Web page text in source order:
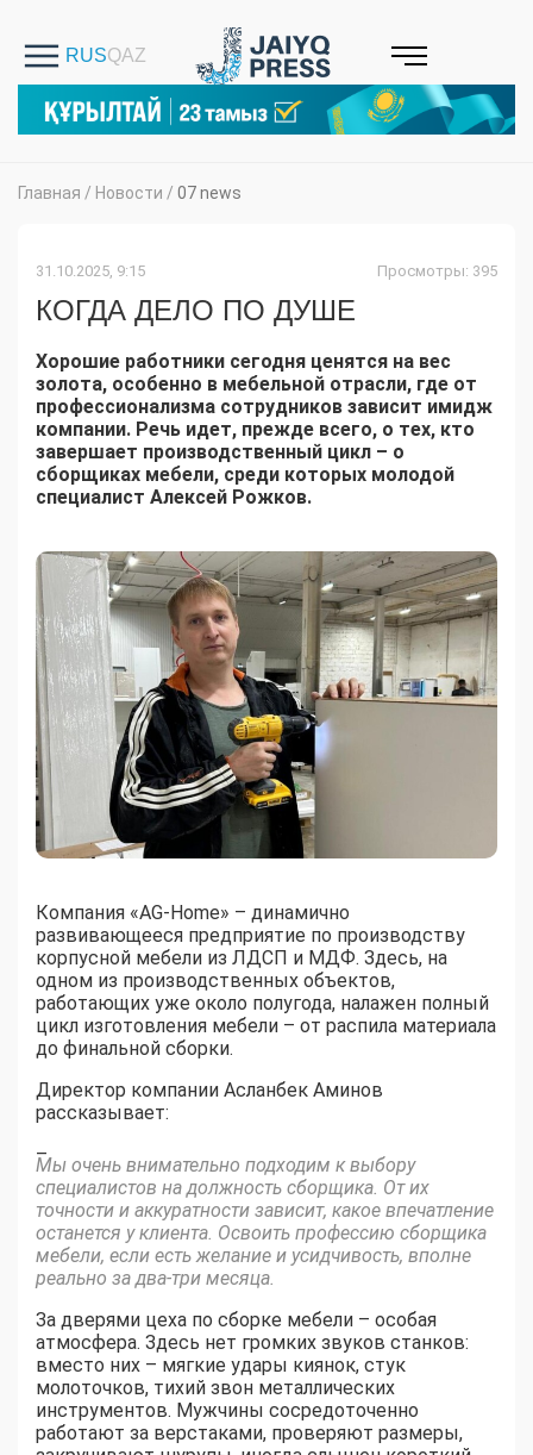
Главная / Новости / 07 news
31.10.2025, 9:15 Просмотры: 395
КОГДА ДЕЛО ПО ДУШЕ
Хорошие работники сегодня ценятся на вес
золота, особенно в мебельной отрасли, где от
профессионализма сотрудников зависит имидж
компании. Речь идет, прежде всего, о тех, кто
завершает производственный цикл – о
сборщиках мебели, среди которых молодой
специалист Алексей Рожков.
Компания «AG-Home» – динамично
развивающееся предприятие по производству
корпусной мебели из ЛДСП и МДФ. Здесь, на
одном из производственных объектов,
работающих уже около полугода, налажен полный
цикл изготовления мебели – от распила материала
до финальной сборки.
Директор компании Асланбек Аминов
рассказывает:
–
Мы очень внимательно подходим к выбору
специалистов на должность сборщика. От их
точности и аккуратности зависит, какое впечатление
останется у клиента. Освоить профессию сборщика
мебели, если есть желание и усидчивость, вполне
реально за два-три месяца.
За дверями цеха по сборке мебели – особая
атмосфера. Здесь нет громких звуков станков:
вместо них – мягкие удары киянок, стук
молоточков, тихий звон металлических
инструментов. Мужчины сосредоточенно
работают за верстаками, проверяют размеры,